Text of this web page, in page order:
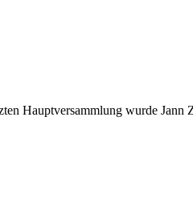
Hauptversammlung wurde